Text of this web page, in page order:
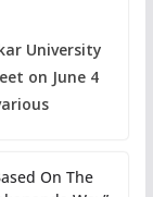
University
on June 4
On The